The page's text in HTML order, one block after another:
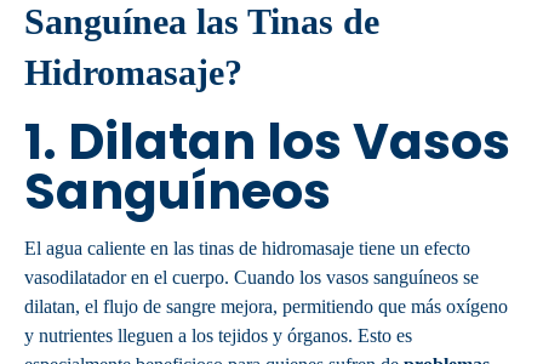
Sanguínea las Tinas de
Hidromasaje?
1. Dilatan los Vasos
Sanguíneos
El agua caliente en las tinas de hidromasaje tiene un efecto
vasodilatador en el cuerpo. Cuando los vasos sanguíneos se
dilatan, el flujo de sangre mejora, permitiendo que más oxígeno
y nutrientes lleguen a los tejidos y órganos. Esto es